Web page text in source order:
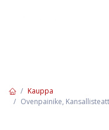
Kauppa
Ovenpainike,